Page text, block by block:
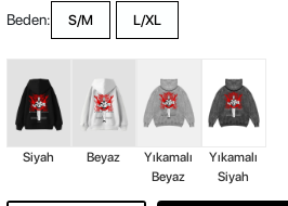
Beden: S/M L/XL
Siyah Beyaz
Yıkamalı
Beyaz
Yıkamalı
Siyah